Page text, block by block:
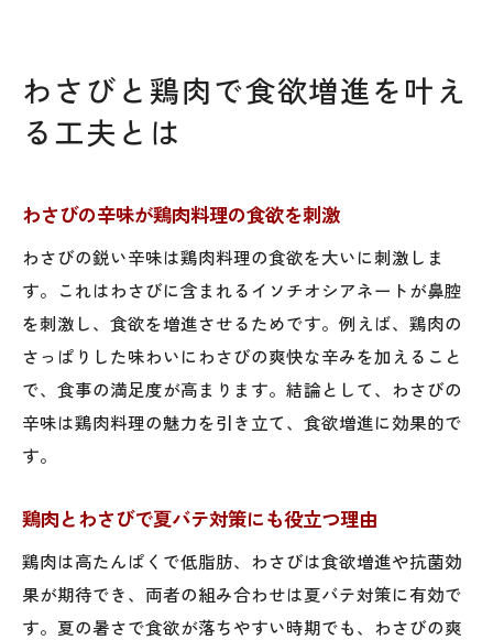
わさびと鶏肉で食欲増進を叶え
る工夫とは
わさびの辛味が鶏肉料理の食欲を刺激
わさびの鋭い辛味は鶏肉料理の食欲を大いに刺激しま
す。これはわさびに含まれるイソチオシアネートが鼻腔
を刺激し、食欲を増進させるためです。例えば、鶏肉の
さっぱりした味わいにわさびの爽快な辛みを加えること
で、食事の満足度が高まります。結論として、わさびの
辛味は鶏肉料理の魅力を引き立て、食欲増進に効果的で
す。
鶏肉とわさびで夏バテ対策にも役立つ理由
鶏肉は高たんぱくで低脂肪、わさびは食欲増進や抗菌効
果が期待でき、両者の組み合わせは夏バテ対策に有効で
す。夏の暑さで食欲が落ちやすい時期でも、わさびの爽